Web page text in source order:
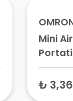
Mini
₺